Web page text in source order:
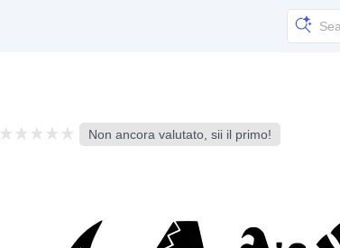
Non ancora valutato, sii il primo!